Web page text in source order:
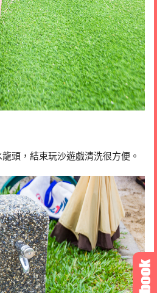
頭，結束玩沙遊戲清洗很方便。